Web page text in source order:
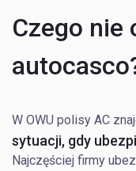
Czego nie
W OWU polisy AC
sytuacji, gdy
Najczęściej firmy